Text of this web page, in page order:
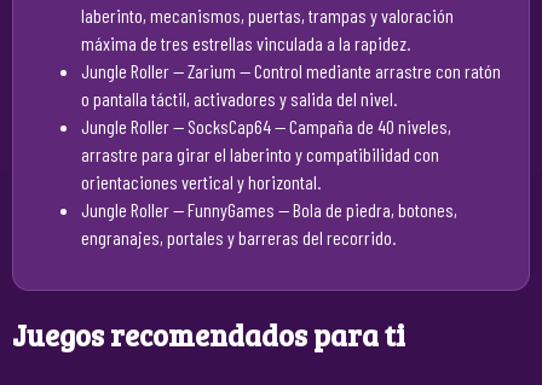
laberinto, mecanismos, puertas, trampas y valoración
máxima de tres estrellas vinculada a la rapidez.
Jungle Roller — Zarium — Control mediante arrastre con ratón
o pantalla táctil, activadores y salida del nivel.
Jungle Roller — SocksCap64— Campaña de 40 niveles,
arrastre para girar el laberinto y compatibilidad con
orientaciones vertical y horizontal.
Jungle Roller — FunnyGames — Bola de piedra, botones,
engranajes, portales y barreras del recorrido.
Juegos recomendados para ti